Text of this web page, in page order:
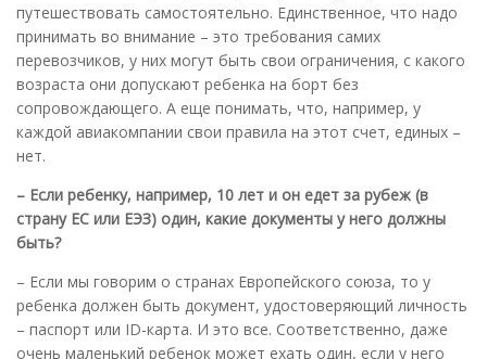
путешествовать самостоятельно. Единственное, что надо
принимать во внимание – это требования самих
перевозчиков, у них могут быть свои ограничения, с какого
возраста они допускают ребенка на борт без
сопровождающего. А еще понимать, что, например, у
каждой авиакомпании свои правила на этот счет, единых –
нет.
– Если ребенку, например, 10 лет и он едет за рубеж (в
страну ЕС или ЕЭЗ) один, какие документы у него должны
быть?
– Если мы говорим о странах Европейского союза, то у
ребенка должен быть документ, удостоверяющий личность
– паспорт или ID-карта. И это все. Соответственно, даже
очень маленький ребенок может ехать один, если у него